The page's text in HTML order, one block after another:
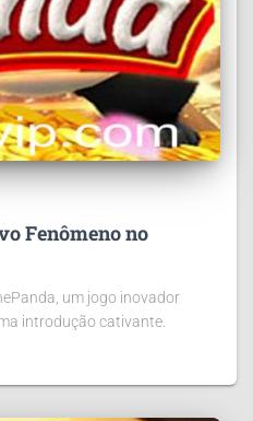
Fenômeno no
um jogo inovador
introdução cativante.